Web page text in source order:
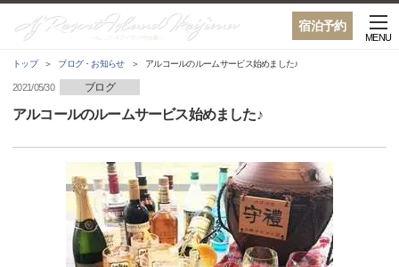
宿泊予約
MENU
トップ ブログ・お知らせ アルコールのルームサービス始めました♪
2021/05/30 ブログ
アルコールのルームサービス始めました♪